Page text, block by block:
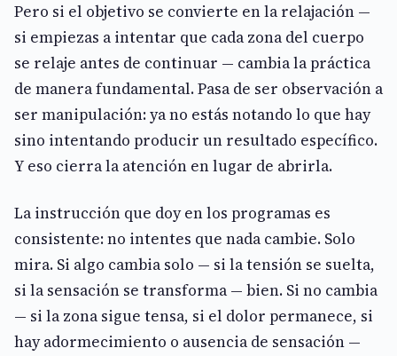
Pero si el objetivo se convierte en la relajación —
si empiezas a intentar que cada zona del cuerpo
se relaje antes de continuar — cambia la práctica
de manera fundamental. Pasa de ser observación a
ser manipulación: ya no estás notando lo que hay
sino intentando producir un resultado específico.
Y eso cierra la atención en lugar de abrirla.
La instrucción que doy en los programas es
consistente: no intentes que nada cambie. Solo
mira. Si algo cambia solo — si la tensión se suelta,
si la sensación se transforma — bien. Si no cambia
— si la zona sigue tensa, si el dolor permanece, si
hay adormecimiento o ausencia de sensación —